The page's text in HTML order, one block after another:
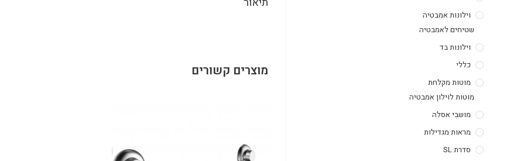
מוצרים קשורים
וילונות אמבטיה
שטיחים לאמבטיה
וילונות בד
כללי
מוטות מקלחת
מוטות לוילון אמבטיה
מושבי אסלה
מראות מגדילות
סדרת SL